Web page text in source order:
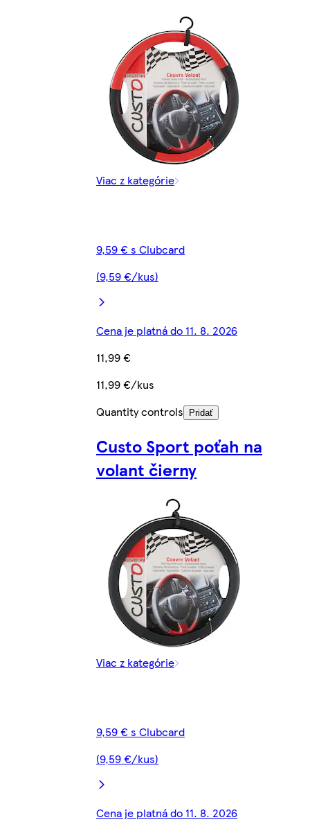
Viac z kategórie
9,59 € s Clubcard
(9,59 €/kus)
Cena je platná do 11. 8. 2026
11,99 €
11,99 €/kus
Quantity controls
Pridať
Custo Sport poťah na
volant čierny
Viac z kategórie
9,59 € s Clubcard
(9,59 €/kus)
Cena je platná do 11. 8. 2026